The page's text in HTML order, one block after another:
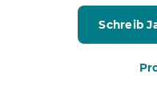
Schreib